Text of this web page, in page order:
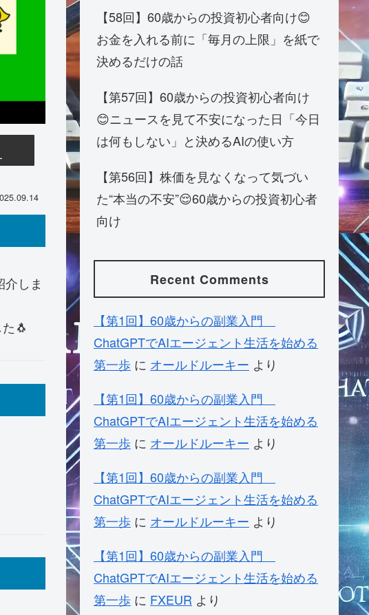
しま
🐧
【58回】60歳からの投資初心者向け😊
お金を入れる前に「毎月の上限」を紙で
決めるだけの話
【第57回】60歳からの投資初心者向け
😊ニュースを見て不安になった日「今日
は何もしない」と決めるAIの使い方
【第56回】株価を見なくなって気づい
た“本当の不安”😌60歳からの投資初心者
向け
Recent Comments
【第1回】60歳からの副業入門
ChatGPTでAIエージェント生活を始める
第一歩 に オールドルーキー より
【第1回】60歳からの副業入門
ChatGPTでAIエージェント生活を始める
第一歩 に オールドルーキー より
【第1回】60歳からの副業入門
ChatGPTでAIエージェント生活を始める
第一歩 に オールドルーキー より
【第1回】60歳からの副業入門
ChatGPTでAIエージェント生活を始める
第一歩 に FXEUR より